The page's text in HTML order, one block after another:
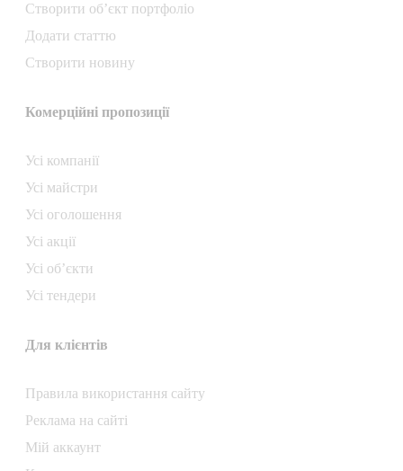
Створити об’єкт портфоліо
Додати статтю
Створити новину
Комерційні пропозиції
Усі компанії
Усі майстри
Усі оголошення
Усі акції
Усі об’єкти
Усі тендери
Для клієнтів
Правила використання сайту
Реклама на сайті
Мій аккаунт